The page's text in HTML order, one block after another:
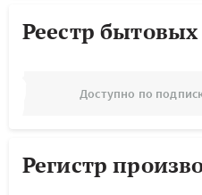
Реестр бытовых
Доступно по
Регистр